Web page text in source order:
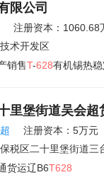
限公司
注册资本：1060.68
术开发区
销售T-628有机锡热稳
里堡街道吴会超
注册资本：5万元
税区二十里堡街道三
货运辽B6T628